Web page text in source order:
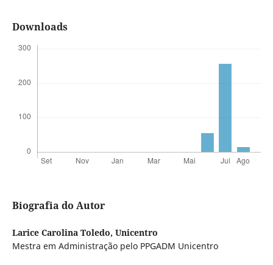
Downloads
Biografia do Autor
Larice Carolina Toledo, Unicentro
Mestra em Administração pelo PPGADM Unicentro